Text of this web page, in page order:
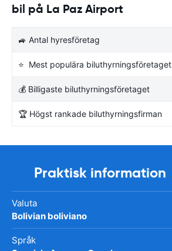
bil på La Paz Airport
🚙 Antal hyresföretag
⭐ Mest populära biluthyrningsföretaget
💰 Billigaste biluthyrningsföretaget
🏆 Högst rankade biluthyrningsfirman
Praktisk information
Valuta
Bolivian boliviano
Språk